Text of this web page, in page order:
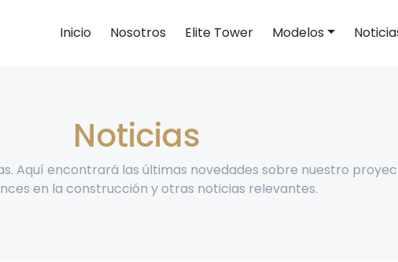
Inicio Nosotros Elite Tower Modelos
Noticias
Aquí encontrará las últimas novedades sobre nuestro
en la construcción y otras noticias relevantes.